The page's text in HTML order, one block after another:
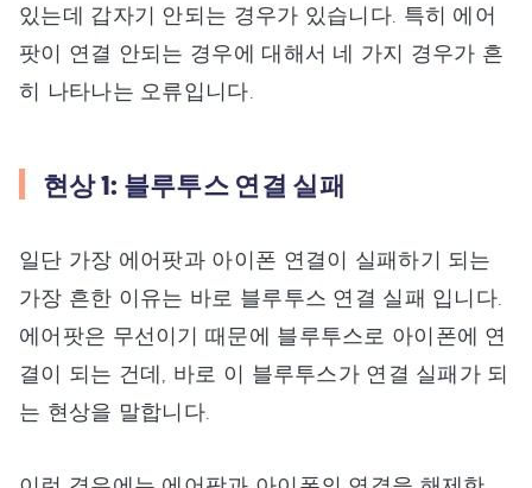
있는데 갑자기 안되는 경우가 있습니다. 특히 에어
팟이 연결 안되는 경우에 대해서 네 가지 경우가 흔
히 나타나는 오류입니다.
현상 1: 블루투스 연결 실패
일단 가장 에어팟과 아이폰 연결이 실패하기 되는
가장 흔한 이유는 바로 블루투스 연결 실패 입니다.
에어팟은 무선이기 때문에 블루투스로 아이폰에 연
결이 되는 건데, 바로 이 블루투스가 연결 실패가 되
는 현상을 말합니다.